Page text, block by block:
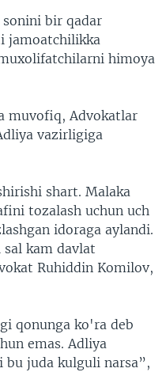
bir qadar
jamoatchilikka
himoya
muvofiq, Advokatlar
vazirligiga
shart. Malaka
tozalash uchun uch
idoraga aylandi.
kam davlat
Ruhiddin Komilov,
qonunga ko'ra deb
emas. Adliya
juda kulguli narsa”,